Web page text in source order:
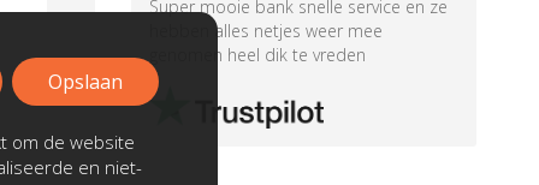
Super mooie bank snelle service en ze
hebben alles netjes weer mee
genomen heel dik te vreden
om de website
en niet-
Opslaan